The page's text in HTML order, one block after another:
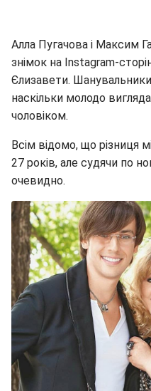
Алла Пугачова і Максим
знімок на Instagram-
Єлизавети.
наскільки молодо
чоловіком.
Всім відомо, що різниця
27 років, але судячи по
очевидно.